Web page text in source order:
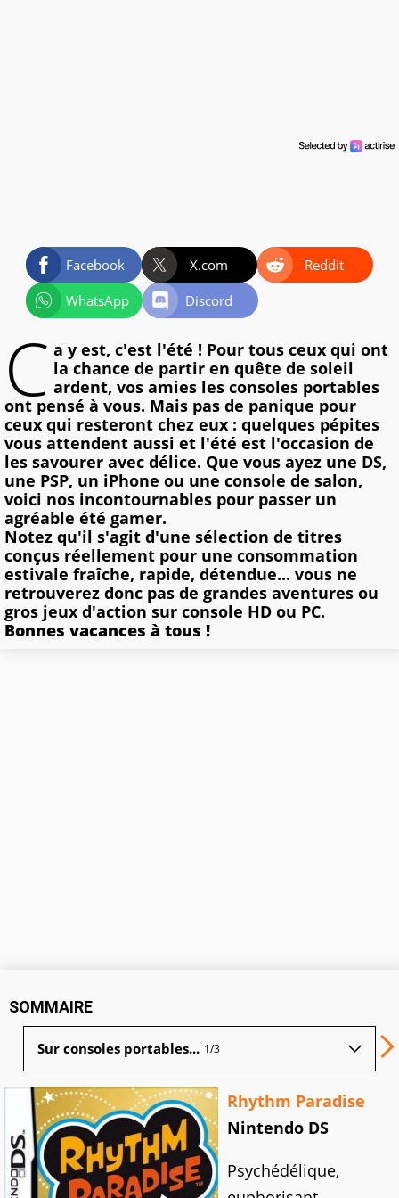
Facebook X.com
Reddit
WhatsApp
Discord
C a y est, c'est l'été ! Pour tous ceux qui ont
la chance de partir en quête de soleil
ardent, vos amies les consoles portables
ont pensé à vous. Mais pas de panique pour
ceux qui resteront chez eux : quelques pépites
vous attendent aussi et l'été est l'occasion de
les savourer avec délice. Que vous ayez une DS,
une PSP, un iPhone ou une console de salon,
voici nos incontournables pour passer un
agréable été gamer.
Notez qu'il s'agit d'une sélection de titres
conçus réellement pour une consommation
estivale fraîche, rapide, détendue... vous ne
retrouverez donc pas de grandes aventures ou
gros jeux d'action sur console HD ou PC.
Bonnes vacances à tous !
SOMMAIRE
Sur consoles portables... 1/3
Rhythm Paradise
Nintendo DS
Psychédélique,